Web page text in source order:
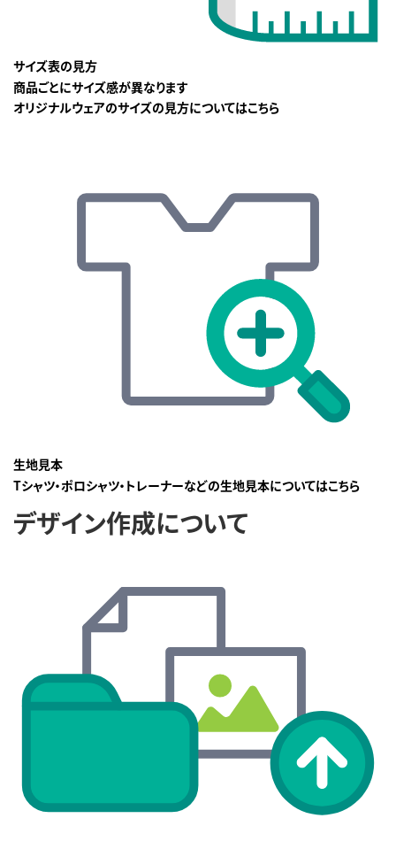
サイズ表の見方
商品ごとにサイズ感が異なります
オリジナルウェアのサイズの見方についてはこちら
生地見本
Tシャツ・ポロシャツ・トレーナーなどの生地見本についてはこちら
デザイン作成について